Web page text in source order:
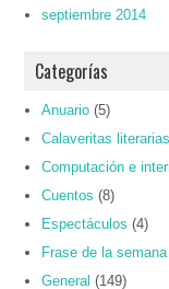
septiembre 2014
Categorías
Anuario (5)
Calaveritas literarias
Computación e
Cuentos (8)
Espectáculos (4)
Frase de la semana
General (149)